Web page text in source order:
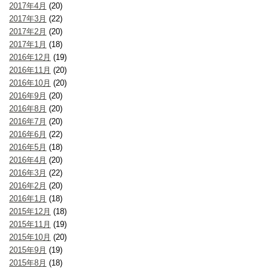
2017年4月 (20)
2017年3月 (22)
2017年2月 (20)
2017年1月 (18)
2016年12月 (19)
2016年11月 (20)
2016年10月 (20)
2016年9月 (20)
2016年8月 (20)
2016年7月 (20)
2016年6月 (22)
2016年5月 (18)
2016年4月 (20)
2016年3月 (22)
2016年2月 (20)
2016年1月 (18)
2015年12月 (18)
2015年11月 (19)
2015年10月 (20)
2015年9月 (19)
2015年8月 (18)